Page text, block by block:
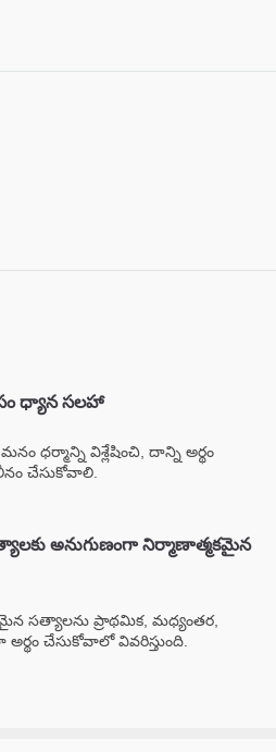
ధ్యాన సలహా
ధర్మాన్ని విశ్లేషించి, దాన్ని అర్థం
చేసుకోవాలి.
అనుగుణంగా నిర్మాణాత్మకమైన
సత్యాలను ప్రాథమిక, మధ్యంతర,
చేసుకోవాలో వివరిస్తుంది.